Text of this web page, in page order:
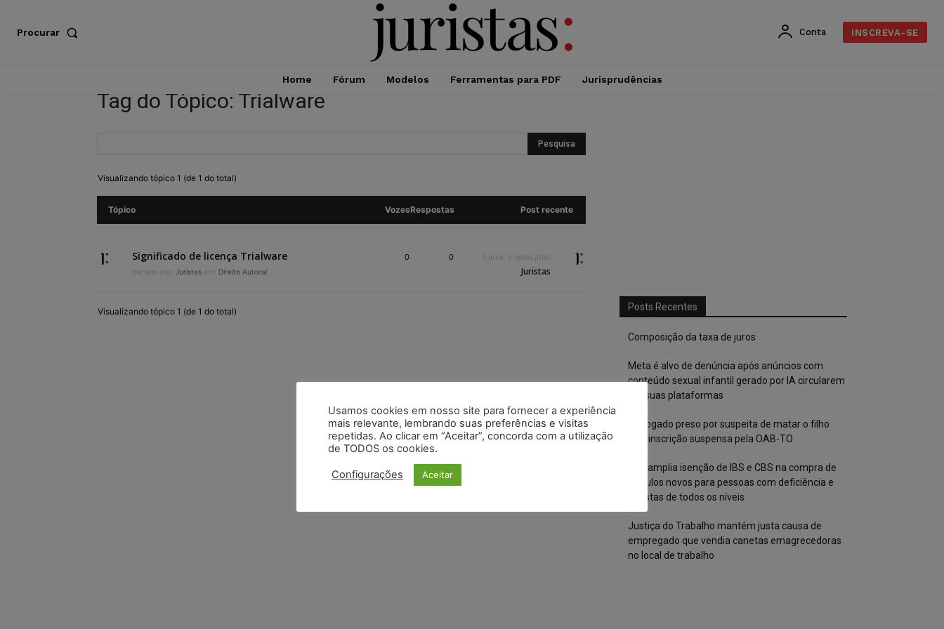
Procurar Conta INSCREVA-SE
Home Fórum Modelos Ferramentas para PDF Jurisprudências
Tag do Tópico: Trialware
Visualizando tópico 1 (de 1 do total)
Tópico VozesRespostas Post recente
Significado de licença Trialware
Iniciado por: Juristas em: Direito Autoral
0 0 2 anos, 5 meses atrás
Juristas
Visualizando tópico 1 (de 1 do total) Posts Recentes
Composição da taxa de juros
Meta é alvo de denúncia após anúncios com
conteúdo sexual infantil gerado por IA circularem
em suas plataformas
Advogado preso por suspeita de matar o filho
tem inscrição suspensa pela OAB-TO
STF amplia isenção de IBS e CBS na compra de
veículos novos para pessoas com deficiência e
autistas de todos os níveis
Justiça do Trabalho mantém justa causa de
empregado que vendia canetas emagrecedoras
no local de trabalho
Usamos cookies em nosso site para fornecer a experiência
mais relevante, lembrando suas preferências e visitas
repetidas. Ao clicar em “Aceitar”, concorda com a utilização
de TODOS os cookies.
Configurações Aceitar